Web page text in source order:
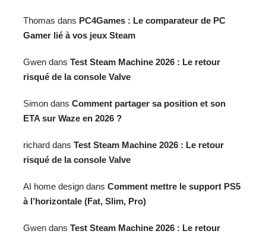
Thomas dans PC4Games : Le comparateur de PC
Gamer lié à vos jeux Steam
Gwen dans Test Steam Machine 2026 : Le retour
risqué de la console Valve
Simon dans Comment partager sa position et son
ETA sur Waze en 2026 ?
richard dans Test Steam Machine 2026 : Le retour
risqué de la console Valve
AI home design dans Comment mettre le support PS5
à l’horizontale (Fat, Slim, Pro)
Gwen dans Test Steam Machine 2026 : Le retour